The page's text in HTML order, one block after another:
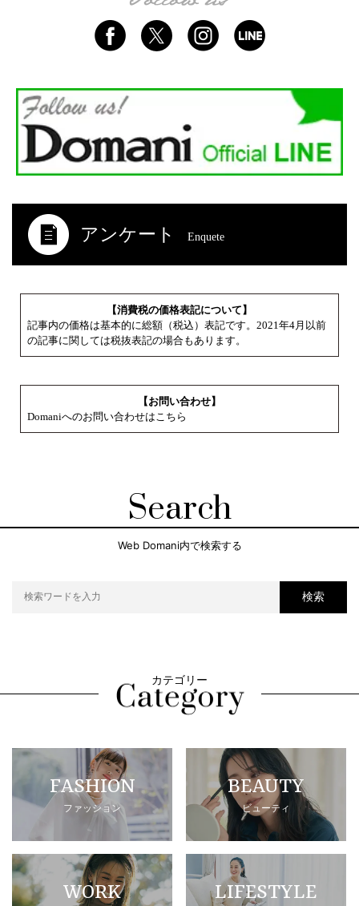
アンケート Enquete
【消費税の価格表記について】
記事内の価格は基本的に総額（税込）表記です。2021年4月以前
の記事に関しては税抜表記の場合もあります。
【お問い合わせ】
Domaniへのお問い合わせはこちら
Search
Web Domani内で検索する
検索
カテゴリー
FASHION
ファッション
BEAUTY
ビューティ
WORK LIFESTYLE